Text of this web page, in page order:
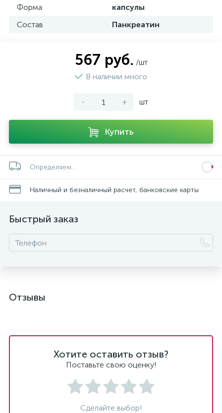
Форма
капсулы
Состав
Панкреатин
567 руб. /шт
В наличии много
- + шт
Купить
Определяем...
Наличный и безналичный расчет, банковские карты
Быстрый заказ
Отзывы
Хотите оставить отзыв?
Поставьте свою оценку!
Сделайте выбор!